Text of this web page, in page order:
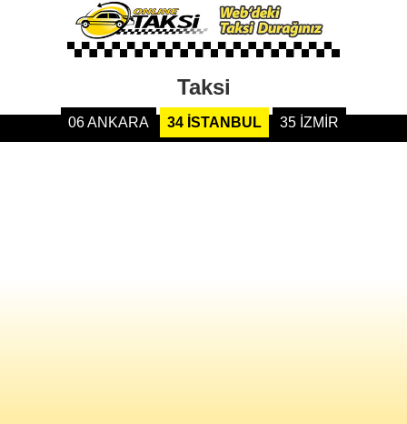
Taksi
06 ANKARA 34 İSTANBUL 35 İZMİR